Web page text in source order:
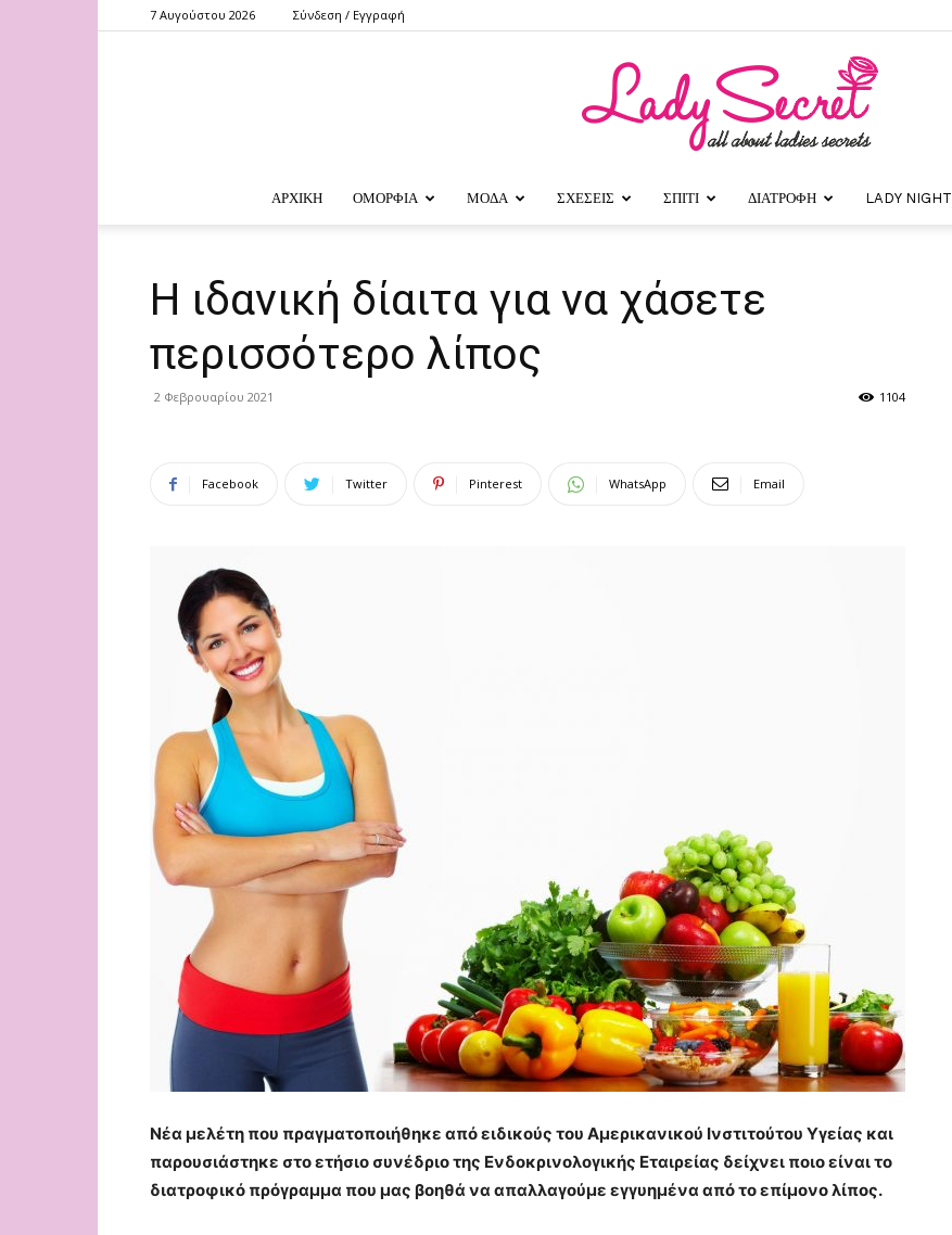
7 Αυγούστου 2026 Σύνδεση / Εγγραφή
ΑΡΧΙΚΗ ΟΜΟΡΦΙΑ ΜΟΔΑ ΣΧΕΣΕΙΣ ΣΠΙΤΙ ΔΙΑΤΡΟΦΗ LADY NIGHT
Η ιδανική δίαιτα για να χάσετε
περισσότερο λίπος
2 Φεβρουαρίου 2021 1104
Facebook Twitter Pinterest WhatsApp Email
Νέα μελέτη που πραγματοποιήθηκε από ειδικούς του Αμερικανικού Ινστιτούτου Υγείας και
παρουσιάστηκε στο ετήσιο συνέδριο της Ενδοκρινολογικής Εταιρείας δείχνει ποιο είναι το
διατροφικό πρόγραμμα που μας βοηθά να απαλλαγούμε εγγυημένα από το επίμονο λίπος.